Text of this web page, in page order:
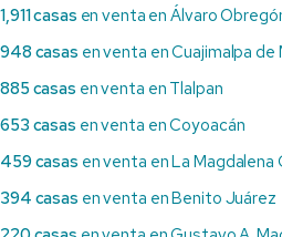
1,911 casas en venta en Álvaro
948 casas en venta en Cuajimalpa de
885 casas en venta en Tlalpan
653 casas en venta en Coyoacán
459 casas en venta en La Magdalena
394 casas en venta en Benito Juárez